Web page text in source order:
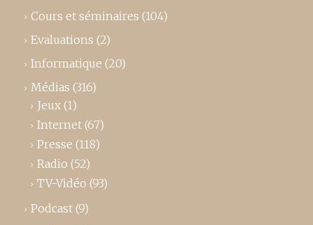
Cours et séminaires (104)
Evaluations (2)
Informatique (20)
Médias (316)
Jeux (1)
Internet (67)
Presse (118)
Radio (52)
TV-Vidéo (93)
Podcast (9)